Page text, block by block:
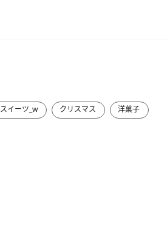
スイーツ_w クリスマス
洋菓子